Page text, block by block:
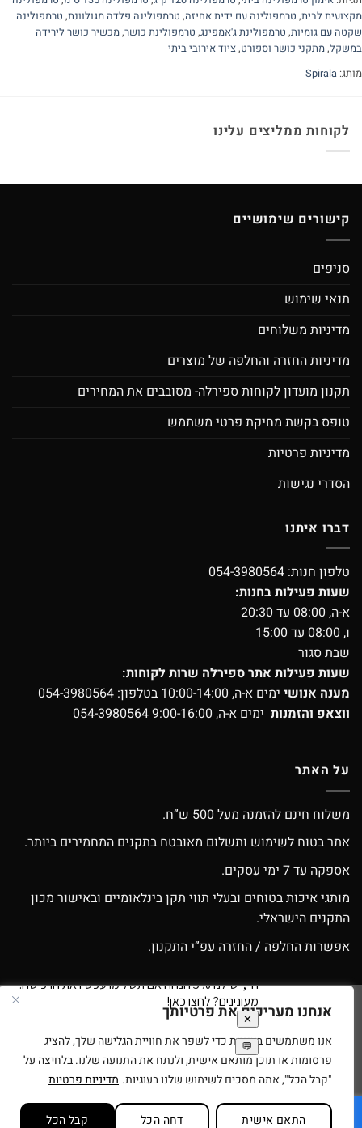
אנחנו מעריכים את פרטיותך
אנו משתמשים בעוגיות כדי לשפר את חוויית הגלישה שלך, להציג
פרסומות או תוכן מותאם אישית, ולנתח את התנועה שלנו. בלחיצה על
"קבל הכל", אתה מסכים לשימוש שלנו בעוגיות.מדיניות פרטיות
התאם אישית דחה הכל קבל הכל
לבית,טרמפולינה עם ידית אחיזה,טרמפולינה פלדה מגולוונת,טרמפולינה
עם גומיות,טרמפולינת ג'אמפינג,טרמפולינת כושר,מכשיר כושר לירידה
,מתקני כושר וספורט,ציוד אירובי ביתי
Spirala
לקוחות ממליצים עלינו
קישורים שימושיים
סניפים
תנאי שימוש
מדיניות משלוחים
מדיניות החזרה והחלפה של מוצרים
תקנון מועדון לקוחות ספירלה- מסובבים את המחירים
טופס בקשת מחיקת פרטי משתמש
מדיניות פרטיות
הסדרי נגישות
דברו איתנו
טלפון חנות:054-3980564
שעות פעילות בחנות:
א-ה, 08:00 עד 20:30
ו, 08:00 עד 15:00
שבת סגור
שעות פעילות אתר ספירלה שרות לקוחות:
מענה אנושיימים א-ה, 10:00-14:00 בטלפון:
054-3980564
ווצאפ והזמנותימים א-ה, 9:00-16:00 054-3980564
על האתר
משלוח חינם להזמנה מעל 500 ש”ח.
אתר בטוח לשימוש ותשלום מאובטח בתקנים המחמירים ביותר.
אספקה עד 7 ימי עסקים.
מותגי איכות בטוחים ובעלי תווי תקן בינלאומיים ובאישור מכון
התקנים הישראלי.
אפשרות החלפה / החזרה עפ”י התקנון.
Visa
MasterCard
American
סניפים תנאי שימוש בית עץ לילדים
רוצים להיות זכיינים של ספירלה צעצועים?
בניית ועיצוב אתרי מסחר Code&Concept Copyright 2026 ©